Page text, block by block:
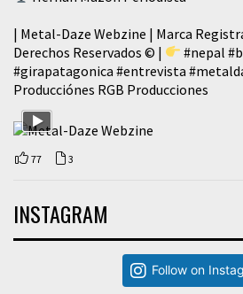
| Metal-Daze Webzine | Marca
Derechos Reservados © |
#nepal
#girapatagonica #entrevista
Producciónes RGB Producciones
77 3
INSTAGRAM
Follow on